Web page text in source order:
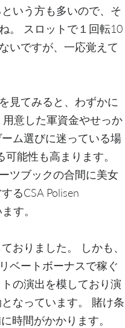
いう方も多いので、そ
。 スロットで１回転10
いですが、一応覚えて
見てみると、わずかに
意した軍資金やせっか
ム選びに迷っている場
能性も高まります。
ツブックの合間に美女
るCSA Polisen
す。
おりました。 しかも、
ベートボーナスで稼ぐ
の演出を模しており演
なっています。 賭け条
時間がかかります。